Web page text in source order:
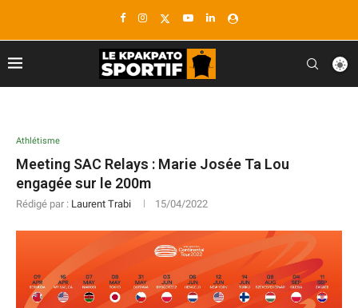
Athlétisme
Meeting SAC Relays : Marie Josée Ta Lou
engagée sur le 200m
Rédigé par : Laurent Trabi 15/04/2022